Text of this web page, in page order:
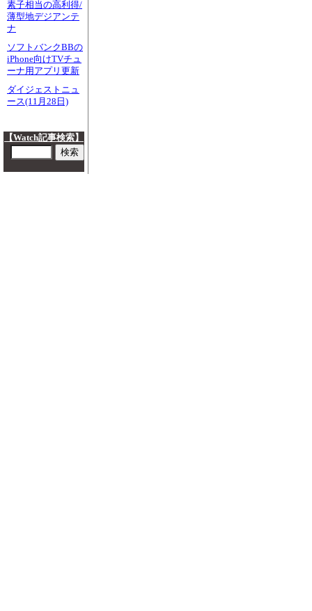
素子相当の高利得/
薄型地デジアンテ
ナ
ソフトバンクBBの
iPhone向けTVチュ
ーナ用アプリ更新
ダイジェストニュ
ース(11月28日)
【Watch記事検索】